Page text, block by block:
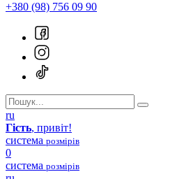
+380 (98) 756 09 90
ru
Гість, привіт!
система розмірів
0
система розмірів